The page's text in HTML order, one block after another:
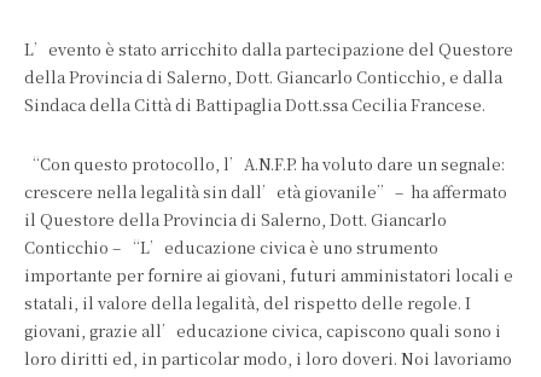
L’evento è stato arricchito dalla partecipazione del Questore
della Provincia di Salerno, Dott. Giancarlo Conticchio, e dalla
Sindaca della Città di Battipaglia Dott.ssa Cecilia Francese.
“Con questo protocollo, l’A.N.F.P. ha voluto dare un segnale:
crescere nella legalità sin dall’età giovanile” – ha affermato
il Questore della Provincia di Salerno, Dott. Giancarlo
Conticchio – “L’educazione civica è uno strumento
importante per fornire ai giovani, futuri amministatori locali e
statali, il valore della legalità, del rispetto delle regole. I
giovani, grazie all’educazione civica, capiscono quali sono i
loro diritti ed, in particolar modo, i loro doveri. Noi lavoriamo